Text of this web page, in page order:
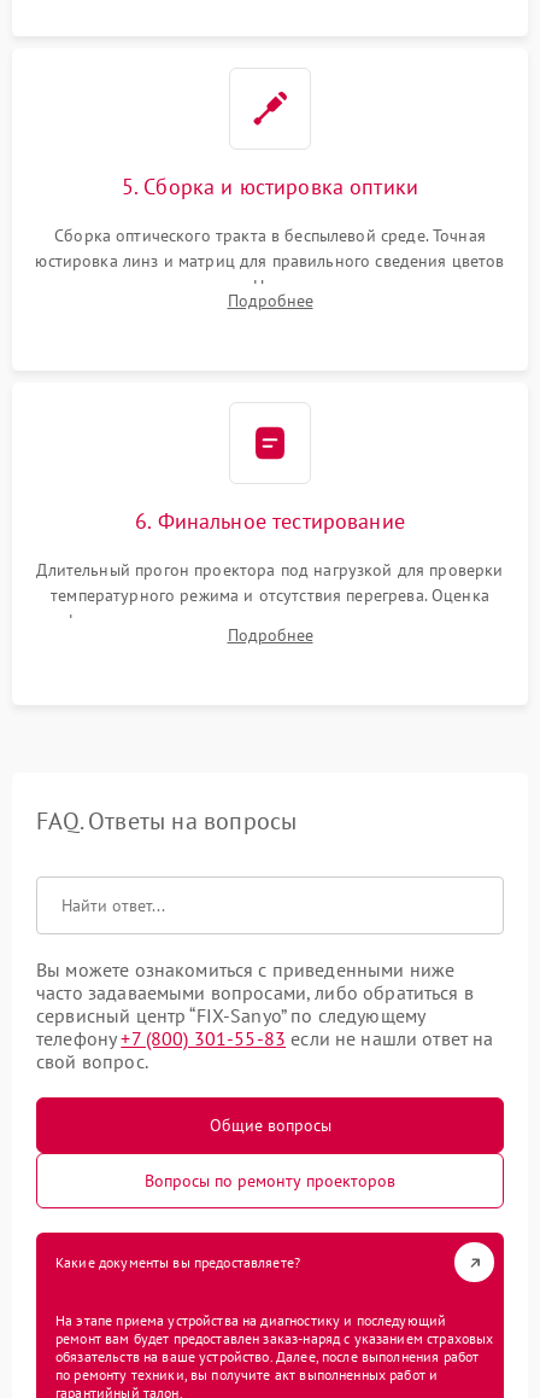
5. Сборка и юстировка оптики
Сборка оптического тракта в беспылевой среде. Точная
юстировка линз и матриц для правильного сведения цветов
и устранения размытия. Надежное подключение всех
шлейфов, установка датчиков и закрытие корпуса
Подробнее
6. Финальное тестирование
Длительный прогон проектора под нагрузкой для проверки
температурного режима и отсутствия перегрева. Оценка
фокуса, контрастности и цветопередачи на тестовых
таблицах. Проверка работы всех видеовходов и кнопок
Подробнее
FAQ. Ответы на вопросы
Вы можете ознакомиться с приведенными ниже
часто задаваемыми вопросами, либо обратиться в
сервисный центр “FIX-Sanyo” по следующему
телефону+7 (800) 301-55-83 если не нашли ответ на
свой вопрос.
Общие вопросы
Вопросы по ремонту проекторов
Какие документы вы предоставляете?
На этапе приема устройства на диагностику и последующий
ремонт вам будет предоставлен заказ-наряд с указанием страховых
обязательств на ваше устройство. Далее, после выполнения работ
по ремонту техники, вы получите акт выполненных работ и
гарантийный талон.